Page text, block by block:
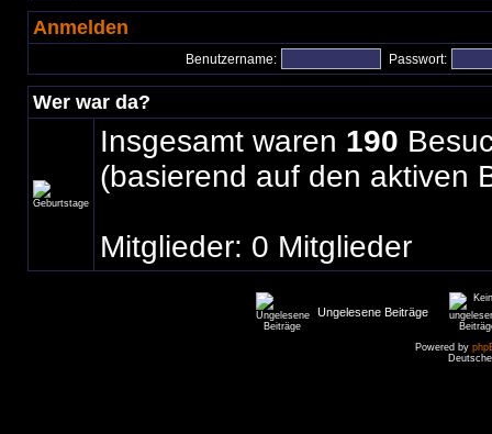
Anmelden
Benutzername: Passwort:
Wer war da?
Insgesamt waren 190
(basierend auf den aktiven
Mitglieder: 0 Mitglieder
Ungelesene Beiträge
Powered by